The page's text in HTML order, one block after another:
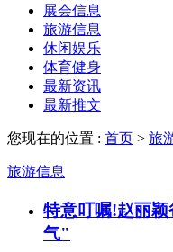
展会信息
旅游信息
休闲娱乐
体育健身
最新资讯
最新推文
您现在的位置 : 首页 > 旅
旅游信息
特意叮嘱!赵丽
气"